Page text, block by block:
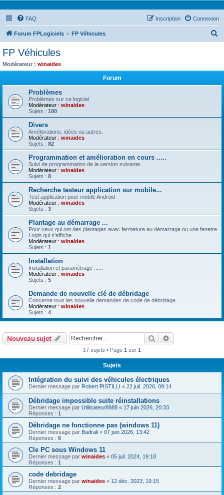
FAQ Connexion
Inscription
Forum FPLogiciels FP Véhicules
h
FP Véhicules
Modérateur : winaides
Forum
Problèmes
Problèmes sur ce logiciel
Modérateur : winaides
Sujets : 180
Divers
Améliorations, idées ou autres.
Modérateur : winaides
Sujets : 82
Programmation et amélioration en cours .....
Suivi de programmation de la version suivante
Modérateur : winaides
Sujets : 8
Recherche testeur application sur mobile...
Test application pour mobile Android
Modérateur : winaides
Sujets : 3
Plantage au démarrage ...
Pour ceux qui ont des plantages avec fermeture au démarrage ou une fenetre
Login qui s'affiche ...
Modérateur : winaides
Sujets : 1
Installation
Installation et paramètrage ......
Modérateur : winaides
Sujets : 5
Demande de nouvelle clé de débridage
Concerne tous les nouvelle demandes de code de débridage.
Modérateur : winaides
Sujets : 4
Nouveau sujet Rechercher
17 sujets • Page 1 sur 1
Sujets
Intégration du suivi des véhicules électriques
Dernier message par Robert PISTILLI « 22 juil. 2026, 09:14
Débridage impossible suite réinstallations
Dernier message par Utilisateur8888 « 17 juin 2026, 20:33
Réponses : 1
Débridage ne fonctionne pas (windows 11)
Dernier message par Badrali « 07 juin 2026, 13:42
Réponses : 6
Cle PC sous Windows 11
Dernier message par winaides « 05 juil. 2024, 19:18
Réponses : 1
code debridage
Dernier message par winaides « 12 déc. 2023, 19:15
Réponses : 2